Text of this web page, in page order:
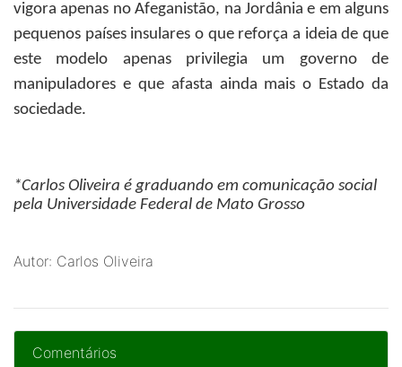
vigora apenas no Afeganistão, na Jordânia e em alguns
pequenos países insulares o que reforça a ideia de que
este modelo apenas privilegia um governo de
manipuladores e que afasta ainda mais o Estado da
sociedade.
*Carlos Oliveira é graduando em comunicação social
pela Universidade Federal de Mato Grosso
Autor: Carlos Oliveira
Comentários